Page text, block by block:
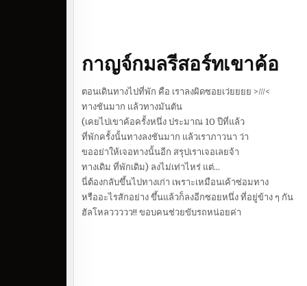
กาญจ์กมลรีสอร์ทเขาค้อ
ตอนเดินทางไปที่พัก คือ เราลงผิดซอยเว่ยยยย >///<
ทางชันมาก แล้วทางมันตัน
(เคยไปเขาค้อครั้งหนึ่ง ประมาณ 10 ปีที่แล้ว
ที่พักครั้งนั้นทางลงชันมาก แล้วเราภาวนา ว่า
ขออย่าให้เจอทางนั้นอีก สรุปเราเจอเลยจ้า
ทางเดิม ที่พักเดิม) ลงไม่เท่าไหร่ แต่…
นี่ต้องกลับขึ้นไปทางเก่า เพราะเหมือนเค้าซ่อมทาง
หรืออะไรสักอย่าง ขึ้นแล้วก็ลงอีกซอยหนึ่ง ที่อยู่ข้าง ๆ กัน
ฮัลโหลววววว!! ขอบคนช่วยขับรถหน่อยค่า